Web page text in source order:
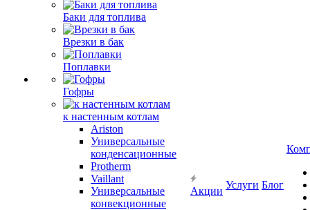
Баки для топлива
Врезки в бак
Поплавки
Гофры
к настенным котлам
Ariston
Универсальные
конденсационные
Protherm
Vaillant
Универсальные
конвекционные
Акции
Услуги Блог